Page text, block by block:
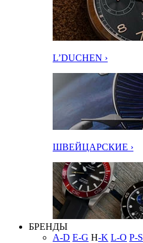
L’DUCHEN ›
ШВЕЙЦАРСКИЕ ›
БРЕНДЫ
A-D E-G H-K L-O P-S